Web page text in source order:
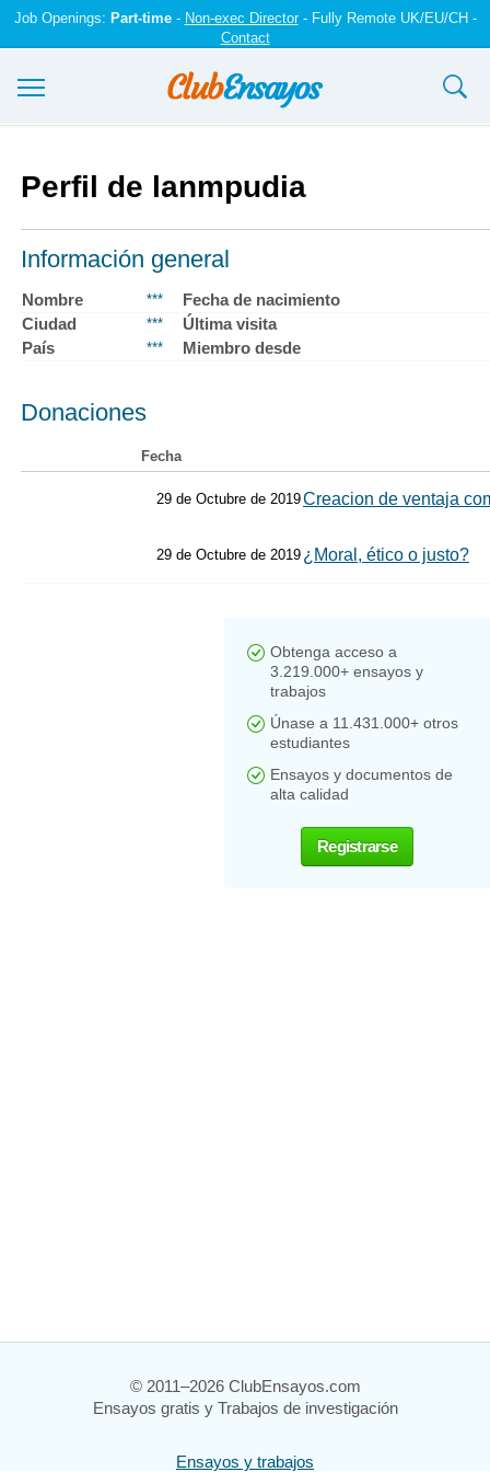
Job Openings: Part-time- Non-exec Director- Fully Remote UK/EU/CH -
Contact
Registrarse
Iniciar sesión
Contáctenos
Perfil de lanmpudia
Información general
Nombre ***
Fecha de nacimiento
Ciudad
***
Última visita
País
*** Miembro desde
Donaciones
Fecha
29 de Octubre de 2019Creacion de ventaja
29 de Octubre de 2019 ¿Moral, ético o justo?
Obtenga acceso a
3.219.000+ ensayos y
trabajos
Únase a 11.431.000+ otros
estudiantes
Ensayos y documentos de
alta calidad
Registrarse
© 2011–2026 ClubEnsayos.com
Ensayos gratis y Trabajos de investigación
Ensayos y trabajos